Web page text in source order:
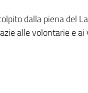
dalla piena del
alle volontarie e